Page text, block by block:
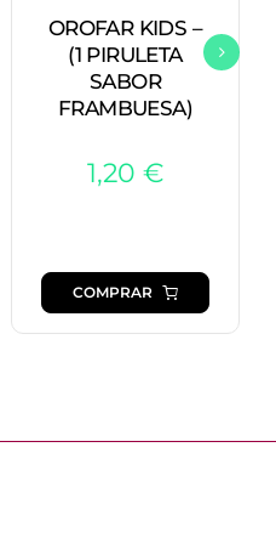
OROFAR KIDS –
(1 PIRULETA
SABOR
FRAMBUESA)
1,20€
COMPRAR